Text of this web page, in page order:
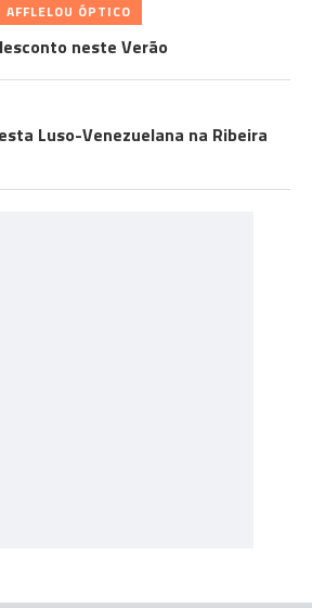
ÓPTICO
neste Verão
Luso-Venezuelana na Ribeira